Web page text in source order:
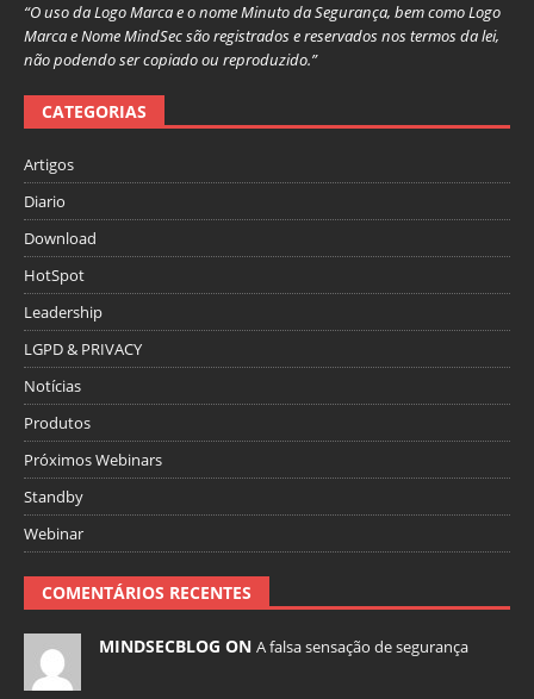
“O uso da Logo Marca e o nome Minuto da Segurança, bem como Logo
Marca e Nome MindSec são registrados e reservados nos termos da lei,
não podendo ser copiado ou reproduzido.”
CATEGORIAS
Artigos
Diario
Download
HotSpot
Leadership
LGPD & PRIVACY
Notícias
Produtos
Próximos Webinars
Standby
Webinar
COMENTÁRIOS RECENTES
MINDSECBLOG ON A falsa sensação de segurança